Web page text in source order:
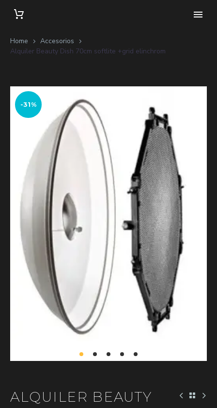
Home
Accesorios
Alquiler Beauty Dish 70cm softlite +grid elinchrom
-31%
ALQUILER BEAUTY